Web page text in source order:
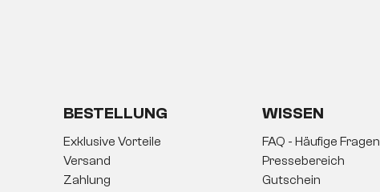
BESTELLUNG
Exklusive Vorteile
Versand
Zahlung
WISSEN
FAQ - Häufige Fragen
Pressebereich
Gutschein